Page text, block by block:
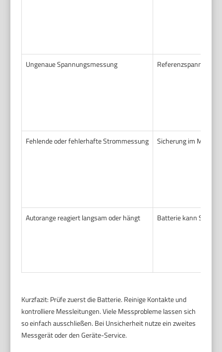
Ungenaue Spannungsmessung Referenzspannung
Fehlende oder fehlerhafte Strommessung Sicherung im
Autorange reagiert langsam oder hängt Batterie kann
Kurzfazit: Prüfe zuerst die Batterie. Reinige Kontakte und
kontrolliere Messleitungen. Viele Messprobleme lassen sich
so einfach ausschließen. Bei Unsicherheit nutze ein zweites
Messgerät oder den Geräte-Service.